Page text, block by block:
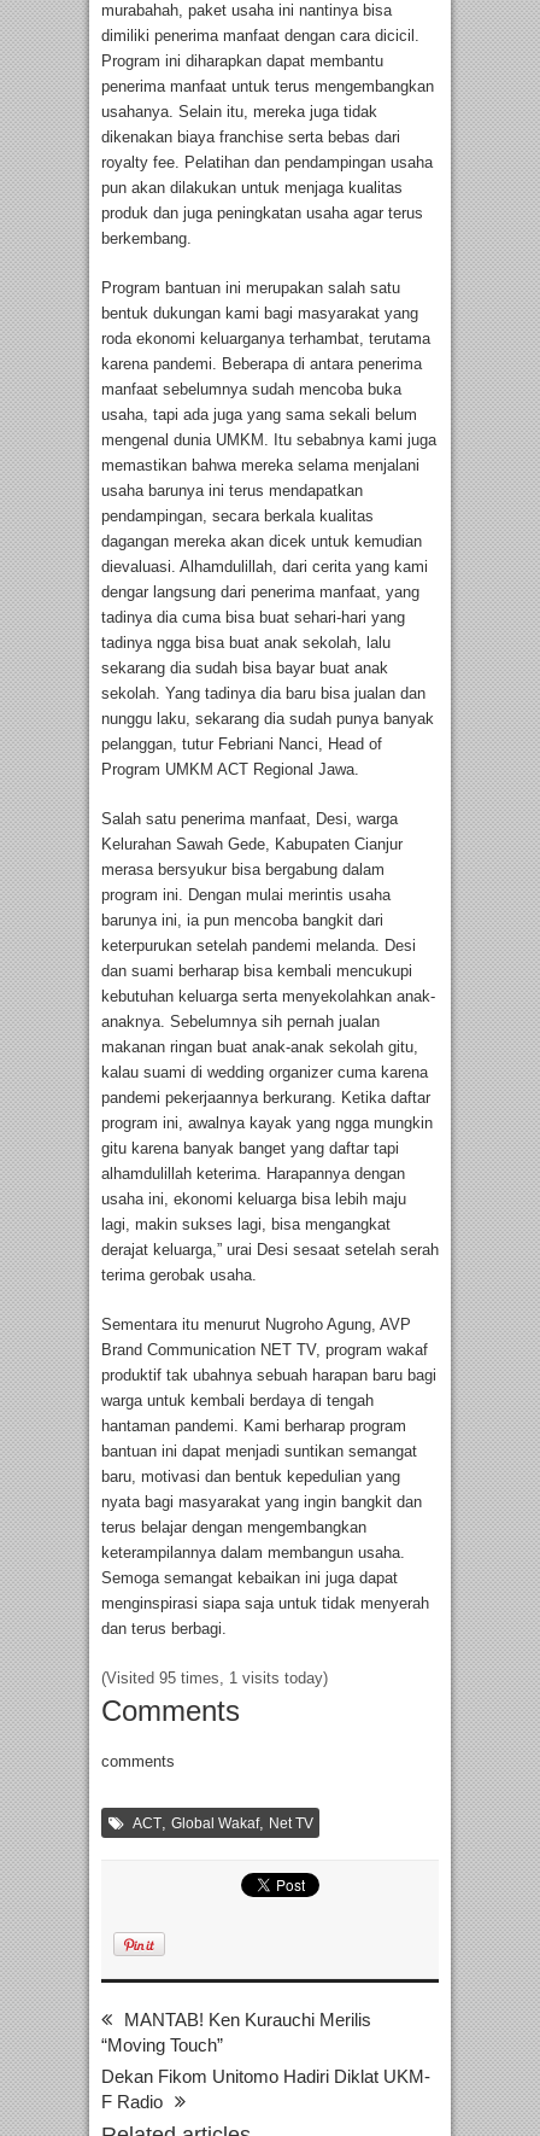
murabahah, paket usaha ini nantinya bisa
dimiliki penerima manfaat dengan cara dicicil.
Program ini diharapkan dapat membantu
penerima manfaat untuk terus mengembangkan
usahanya. Selain itu, mereka juga tidak
dikenakan biaya franchise serta bebas dari
royalty fee. Pelatihan dan pendampingan usaha
pun akan dilakukan untuk menjaga kualitas
produk dan juga peningkatan usaha agar terus
berkembang.
Program bantuan ini merupakan salah satu
bentuk dukungan kami bagi masyarakat yang
roda ekonomi keluarganya terhambat, terutama
karena pandemi. Beberapa di antara penerima
manfaat sebelumnya sudah mencoba buka
usaha, tapi ada juga yang sama sekali belum
mengenal dunia UMKM. Itu sebabnya kami juga
memastikan bahwa mereka selama menjalani
usaha barunya ini terus mendapatkan
pendampingan, secara berkala kualitas
dagangan mereka akan dicek untuk kemudian
dievaluasi. Alhamdulillah, dari cerita yang kami
dengar langsung dari penerima manfaat, yang
tadinya dia cuma bisa buat sehari-hari yang
tadinya ngga bisa buat anak sekolah, lalu
sekarang dia sudah bisa bayar buat anak
sekolah. Yang tadinya dia baru bisa jualan dan
nunggu laku, sekarang dia sudah punya banyak
pelanggan, tutur Febriani Nanci, Head of
Program UMKM ACT Regional Jawa.
Salah satu penerima manfaat, Desi, warga
Kelurahan Sawah Gede, Kabupaten Cianjur
merasa bersyukur bisa bergabung dalam
program ini. Dengan mulai merintis usaha
barunya ini, ia pun mencoba bangkit dari
keterpurukan setelah pandemi melanda. Desi
dan suami berharap bisa kembali mencukupi
kebutuhan keluarga serta menyekolahkan anak-
anaknya. Sebelumnya sih pernah jualan
makanan ringan buat anak-anak sekolah gitu,
kalau suami di wedding organizer cuma karena
pandemi pekerjaannya berkurang. Ketika daftar
program ini, awalnya kayak yang ngga mungkin
gitu karena banyak banget yang daftar tapi
alhamdulillah keterima. Harapannya dengan
usaha ini, ekonomi keluarga bisa lebih maju
lagi, makin sukses lagi, bisa mengangkat
derajat keluarga,” urai Desi sesaat setelah serah
terima gerobak usaha.
Sementara itu menurut Nugroho Agung, AVP
Brand Communication NET TV, program wakaf
produktif tak ubahnya sebuah harapan baru bagi
warga untuk kembali berdaya di tengah
hantaman pandemi. Kami berharap program
bantuan ini dapat menjadi suntikan semangat
baru, motivasi dan bentuk kepedulian yang
nyata bagi masyarakat yang ingin bangkit dan
terus belajar dengan mengembangkan
keterampilannya dalam membangun usaha.
Semoga semangat kebaikan ini juga dapat
menginspirasi siapa saja untuk tidak menyerah
dan terus berbagi.
(Visited 95 times, 1 visits today)
Comments
comments
ACT, Global Wakaf, Net TV
MANTAB! Ken Kurauchi Merilis
“Moving Touch”
Dekan Fikom Unitomo Hadiri Diklat UKM-
F Radio